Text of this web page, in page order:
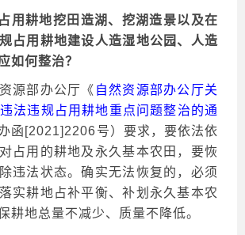
用耕地挖田造湖、挖湖造景以及在
占用耕地建设人造湿地公园、人造
如何整治？
源部办公厅《 自然资源部办公厅关
法违规占用耕地重点问题整治的通
函 [2021]2206号）要求，要依法依
占用的耕地及永久基本农田，要恢
违法状态。确实无法恢复的，必须
实耕地占补平衡、补划永久基本农
耕地总量不减少、质量不降低。